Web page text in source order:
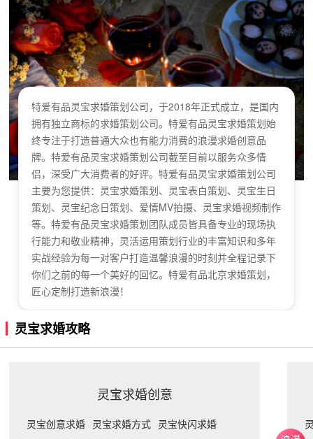
特爱有品灵宝求婚策划公司，于2018年正式成立，是国内
拥有独立商标的求婚策划公司。特爱有品灵宝求婚策划始
终专注于打造普通大众也有能力消费的浪漫求婚创意品
牌。特爱有品灵宝求婚策划公司截至目前以服务众多情
侣，深受广大消费者的好评。特爱有品灵宝求婚策划公司
主要为您提供：灵宝求婚策划、灵宝表白策划、灵宝生日
策划、灵宝纪念日策划、爱情MV拍摄、灵宝求婚视频制作
等。特爱有品灵宝求婚策划团队成员皆具备专业的现场执
行能力和敬业精神，灵活运用策划行业的丰富知识和多年
实战经验为每一对客户打造温馨浪漫的时刻并全程记录下
你们之前的每一个美好的回忆。特爱有品北京求婚策划，
匠心定制打造新浪漫！
灵宝求婚攻略
灵宝求婚创意
灵宝创意求婚 灵宝求婚方式 灵宝快闪求婚